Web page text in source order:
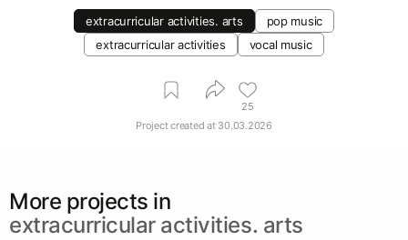
extracurricular activities. arts
pop music
extracurricular activities
vocal music
25
Project created at 30.03.2026
More projects in
extracurricular activities. arts